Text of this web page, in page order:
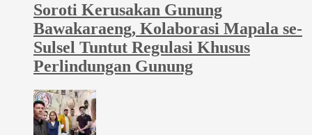
Soroti Kerusakan Gunung
Bawakaraeng, Kolaborasi Mapala se-
Sulsel Tuntut Regulasi Khusus
Perlindungan Gunung